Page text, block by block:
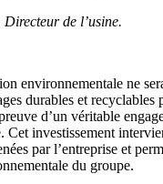
de l’usine.
environnementale ne
durables et recyclables
d’un véritable
Cet investissement
par l’entreprise et
du groupe.